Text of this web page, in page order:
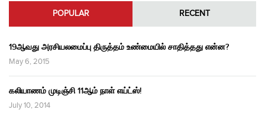
POPULAR RECENT
19ஆவது அரசியலமைப்பு திருத்தம் உண்மையில் சாதித்தது என்ன?
May 6, 2015
கலியாணம் முடிஞ்சி 11ஆம் நாள் எய்ட்ஸ்!
July 10, 2014